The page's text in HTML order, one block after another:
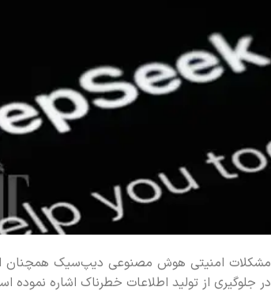
مشکلات امنیتی هوش مصنوعی دیپ‌سیک همچنان
در جلوگیری از تولید اطلاعات خطرناک اشاره نموده